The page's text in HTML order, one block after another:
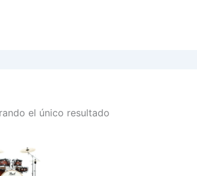
el único resultado